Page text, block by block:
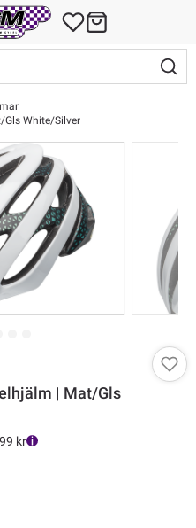
Gls White/Silver
| Mat/Gls
kr